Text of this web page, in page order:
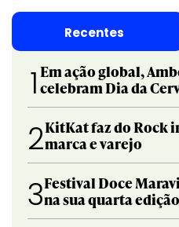
Recentes
1 Em ação global,
celebram Dia da
2KitKat faz do Rock
marca e varejo
3Festival Doce
na sua quarta edição